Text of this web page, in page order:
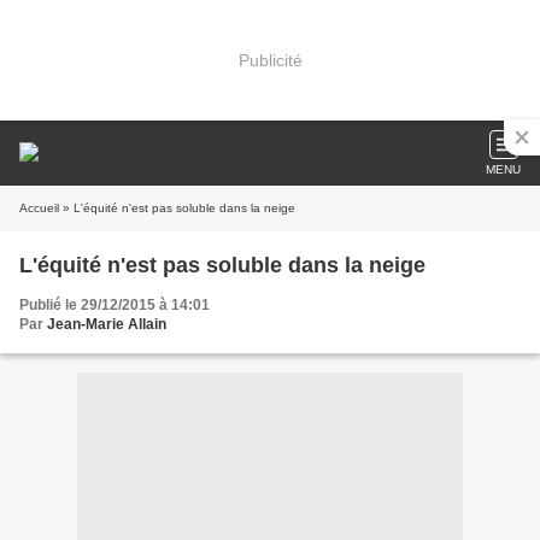
Publicité
MENU
Accueil » L'équité n'est pas soluble dans la neige
L'équité n'est pas soluble dans la neige
Publié le 29/12/2015 à 14:01
Par Jean-Marie Allain